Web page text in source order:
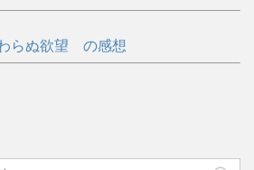
らぬ欲望 の感想